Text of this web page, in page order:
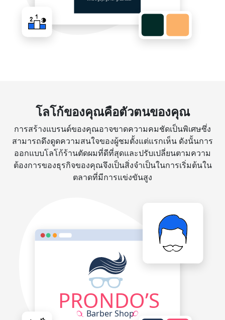
โลโก้ของคุณคือตัวตนของคุณ
การสร้างแบรนด์ของคุณอาจขาดความคมชัดเป็นพิเศษซึ่ง
สามารถดึงดูดความสนใจของผู้ชมตั้งแต่แรกเห็น ดังนั้นการ
ออกแบบโลโก้ร้านตัดผมที่ดีที่สุดและปรับเปลี่ยนตามความ
ต้องการของธุรกิจของคุณจึงเป็นสิ่งจำเป็นในการเริ่มต้นใน
ตลาดที่มีการแข่งขันสูง